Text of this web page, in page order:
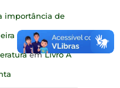
importância de
nas salas de
emLivro A